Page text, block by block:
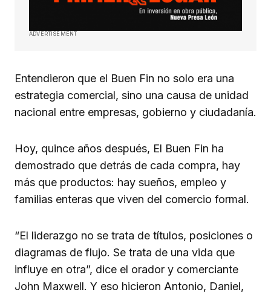
ADVERTISEMENT
Entendieron que el Buen Fin no solo era una
estrategia comercial, sino una causa de unidad
nacional entre empresas, gobierno y ciudadanía.
Hoy, quince años después, El Buen Fin ha
demostrado que detrás de cada compra, hay
más que productos: hay sueños, empleo y
familias enteras que viven del comercio formal.
“El liderazgo no se trata de títulos, posiciones o
diagramas de flujo. Se trata de una vida que
influye en otra”, dice el orador y comerciante
John Maxwell. Y eso hicieron Antonio, Daniel,